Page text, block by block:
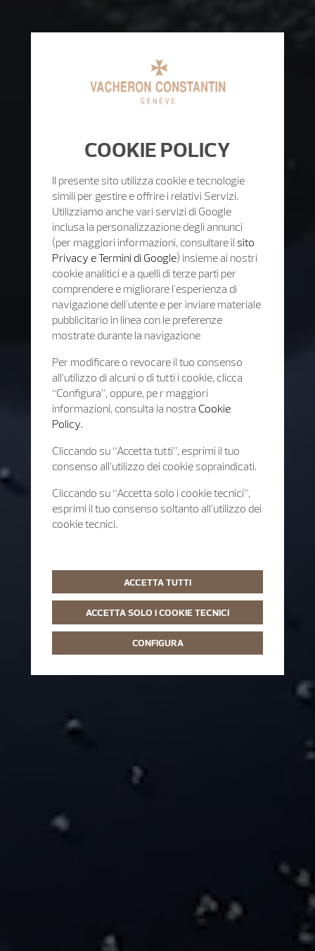
COOKIE POLICY
Il presente sito utilizza cookie e tecnologie
simili per gestire e offrire i relativi Servizi.
Utilizziamo anche vari servizi di Google
inclusa la personalizzazione degli annunci
(per maggiori informazioni, consultare il sito
Privacy e Termini di Google) insieme ai nostri
cookie analitici e a quelli di terze parti per
comprendere e migliorare l'esperienza di
navigazione dell'utente e per inviare materiale
pubblicitario in linea con le preferenze
mostrate durante la navigazione
Per modificare o revocare il tuo consenso
all’utilizzo di alcuni o di tutti i cookie, clicca
“Configura”, oppure, pe r maggiori
informazioni, consulta la nostra Cookie
Policy.
Cliccando su “Accetta tutti”, esprimi il tuo
consenso all’utilizzo dei cookie sopraindicati.
Cliccando su “Accetta solo i cookie tecnici”,
esprimi il tuo consenso soltanto all’utilizzo dei
cookie tecnici.
ACCETTA TUTTI
ACCETTA SOLO I COOKIE TECNICI
CONFIGURA